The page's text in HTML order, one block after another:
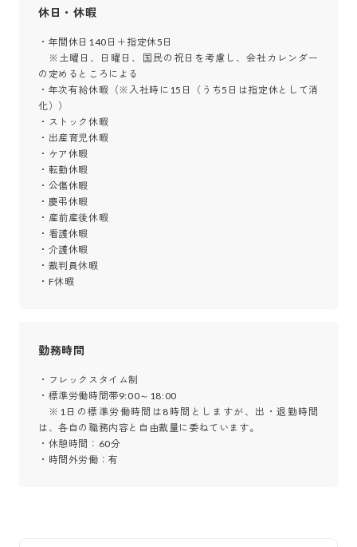
休日・休暇
・年間休日140日＋指定休5日
※土曜日、日曜日、国民の祝日を考慮し、会社カレンダー
の定めるところによる
・年次有給休暇（※入社時に15日（うち5日は指定休として消
化））
・ストック休暇
・出産育児休暇
・ケア休暇
・転勤休暇
・公傷休暇
・慶弔休暇
・産前産後休暇
・看護休暇
・介護休暇
・裁判員休暇
・F休暇
勤務時間
・フレックスタイム制
・標準労働時間帯9:00～18:00
※1日の標準労働時間は8時間としますが、出・退勤時間
は、各自の職務内容と自由裁量に委ねています。
・休憩時間：60分
・時間外労働：有